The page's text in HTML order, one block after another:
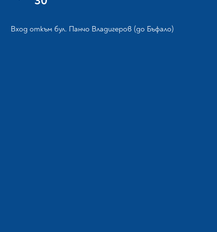
Вход откъм бул. Панчо Владигеров (до Бъфало)